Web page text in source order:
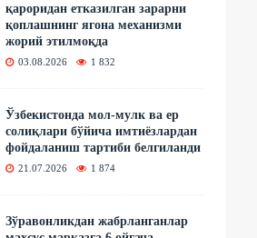
қароридан етказилган зарарни
қоплашнинг ягона механизми
жорий этилмоқда
03.08.2026 1 832
Ўзбекистонда мол-мулк ва ер
солиқлари бўйича имтиёзлардан
фойдаланиш тартиби белгиланди
21.07.2026 1 874
Зўравонликдан жабрланганлар